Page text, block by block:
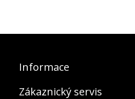
Informace
Zákaznický servis